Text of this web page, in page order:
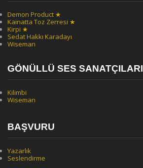
Demon Product ★
Kainatta Toz Zerresi ★
Kirpi ★
Sedat Hakkı Karadayı
Wiseman
GÖNÜLLÜ SES SANATÇILARI
Kilimbi
Wiseman
BAŞVURU
Yazarlık
Seslendirme